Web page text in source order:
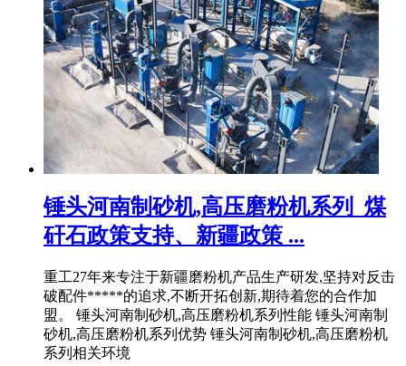
锤头河南制砂机,高压磨粉机系列_煤
矸石政策支持、新疆政策 ...
重工27年来专注于新疆磨粉机产品生产研发,坚持对反击
破配件*****的追求,不断开拓创新,期待着您的合作加
盟。 锤头河南制砂机,高压磨粉机系列性能 锤头河南制
砂机,高压磨粉机系列优势 锤头河南制砂机,高压磨粉机
系列相关环境